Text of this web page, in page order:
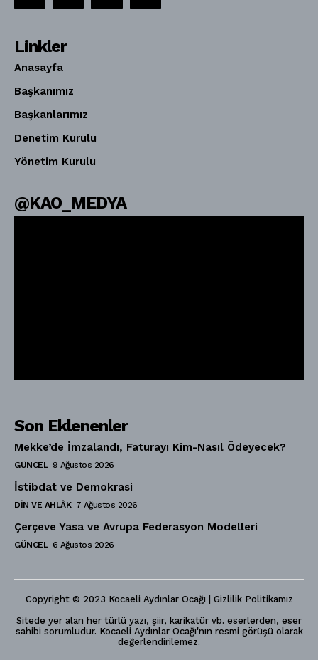
Linkler
Anasayfa
Başkanımız
Başkanlarımız
Denetim Kurulu
Yönetim Kurulu
@KAO_MEDYA
Son Eklenenler
Mekke’de İmzalandı, Faturayı Kim-Nasıl Ödeyecek?
GÜNCEL 9 Ağustos 2026
İstibdat ve Demokrasi
DIN VE AHLÂK 7 Ağustos 2026
Çerçeve Yasa ve Avrupa Federasyon Modelleri
GÜNCEL 6 Ağustos 2026
Copyright © 2023 Kocaeli Aydınlar Ocağı | Gizlilik Politikamız
Sitede yer alan her türlü yazı, şiir, karikatür vb. eserlerden, eser
sahibi sorumludur. Kocaeli Aydınlar Ocağı'nın resmi görüşü olarak
değerlendirilemez.